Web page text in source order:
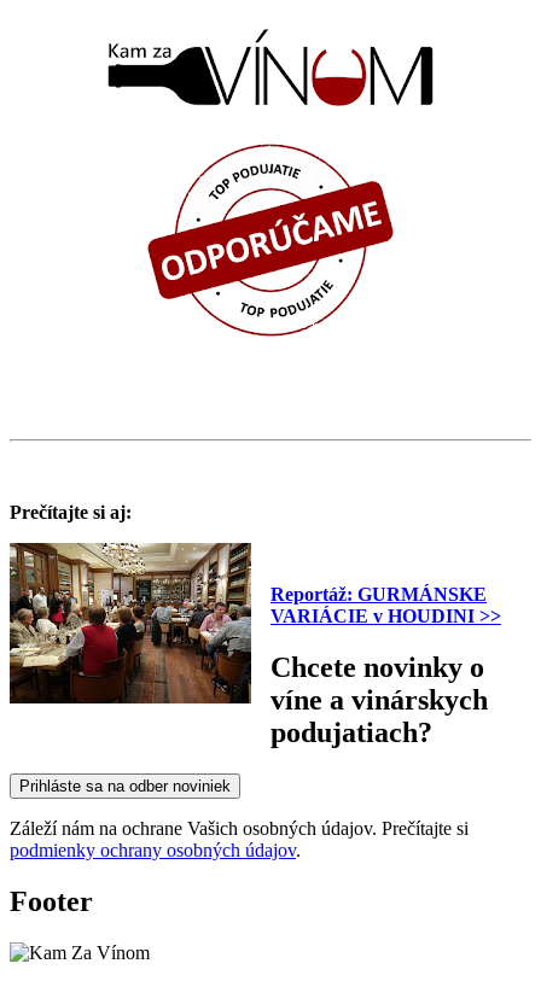
Prečítajte si aj:
Reportáž: GURMÁNSKE
VARIÁCIE v HOUDINI >>
Chcete novinky o
víne a vinárskych
podujatiach?
Prihláste sa na odber noviniek
Záleží nám na ochrane Vašich osobných údajov. Prečítajte si
podmienky ochrany osobných údajov.
Footer